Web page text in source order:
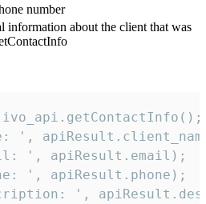
number
information about the client that was
',
', apiResult.email);
', apiResult.phone);
',